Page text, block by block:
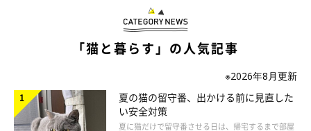
「猫と暮らす」の人気記事
※2026年8月更新
夏の猫の留守番、出かける前に見直した
い安全対策
夏に猫だけで留守番させる日は、帰宅するまで部屋